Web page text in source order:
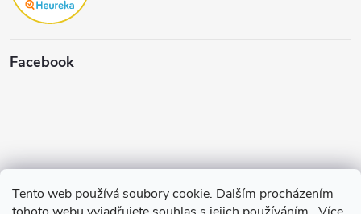
Tento web používá soubory cookie. Dalším procházením
Facebook
Copyright 2026 Štěpánková & C. . Všechna práva vyhrazena. Upravit